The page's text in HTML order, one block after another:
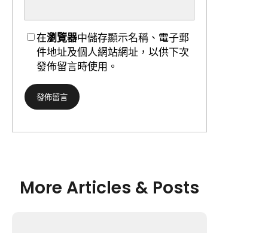
在瀏覽器中儲存顯示名稱、電子郵
件地址及個人網站網址，以供下次
發佈留言時使用。
More Articles & Posts